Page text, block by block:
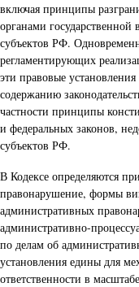
включая принципы
органами государственной
субъектов РФ.
регламентирующих
эти правовые
содержанию
частности принципы
и федеральных законов,
субъектов РФ.
В Кодексе определяются
правонарушение, формы
административных
административно-
по делам об
установления едины для
ответственности в